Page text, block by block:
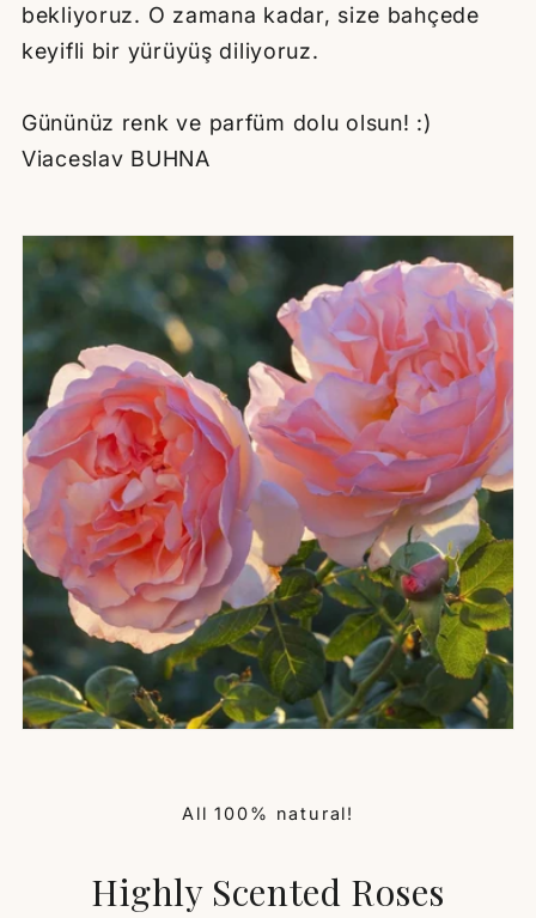
bekliyoruz. O zamana kadar, size bahçede
keyifli bir yürüyüş diliyoruz.
Gününüz renk ve parfüm dolu olsun! :)
Viaceslav BUHNA
All 100% natural!
Highly Scented Roses